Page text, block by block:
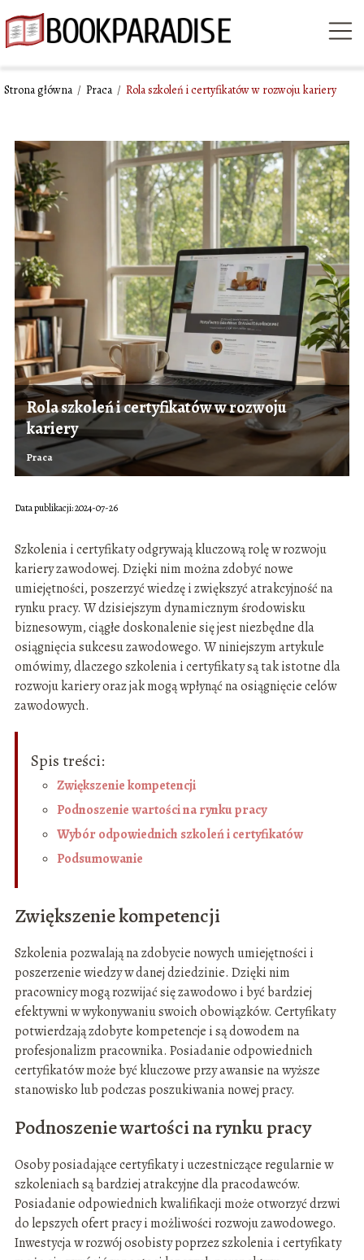
Strona główna / Praca / Rola szkoleń i certyfikatów w rozwoju kariery
Rola szkoleń i certyfikatów w rozwoju
kariery
Praca
Data publikacji: 2024-07-26
Szkolenia i certyfikaty odgrywają kluczową rolę w rozwoju
kariery zawodowej. Dzięki nim można zdobyć nowe
umiejętności, poszerzyć wiedzę i zwiększyć atrakcyjność na
rynku pracy. W dzisiejszym dynamicznym środowisku
biznesowym, ciągłe doskonalenie się jest niezbędne dla
osiągnięcia sukcesu zawodowego. W niniejszym artykule
omówimy, dlaczego szkolenia i certyfikaty są tak istotne dla
rozwoju kariery oraz jak mogą wpłynąć na osiągnięcie celów
zawodowych.
Spis treści:
Zwiększenie kompetencji
Podnoszenie wartości na rynku pracy
Wybór odpowiednich szkoleń i certyfikatów
Podsumowanie
Zwiększenie kompetencji
Szkolenia pozwalają na zdobycie nowych umiejętności i
poszerzenie wiedzy w danej dziedzinie. Dzięki nim
pracownicy mogą rozwijać się zawodowo i być bardziej
efektywni w wykonywaniu swoich obowiązków. Certyfikaty
potwierdzają zdobyte kompetencje i są dowodem na
profesjonalizm pracownika. Posiadanie odpowiednich
certyfikatów może być kluczowe przy awansie na wyższe
stanowisko lub podczas poszukiwania nowej pracy.
Podnoszenie wartości na rynku pracy
Osoby posiadające certyfikaty i uczestniczące regularnie w
szkoleniach są bardziej atrakcyjne dla pracodawców.
Posiadanie odpowiednich kwalifikacji może otworzyć drzwi
do lepszych ofert pracy i możliwości rozwoju zawodowego.
Inwestycja w rozwój osobisty poprzez szkolenia i certyfikaty